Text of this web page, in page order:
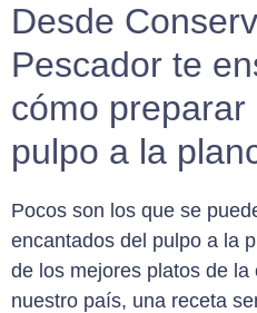
Desde
Pescador te
cómo preparar
pulpo a la
Pocos son los que se
encantados del pulpo a la
de los mejores platos de la
nuestro país, una receta